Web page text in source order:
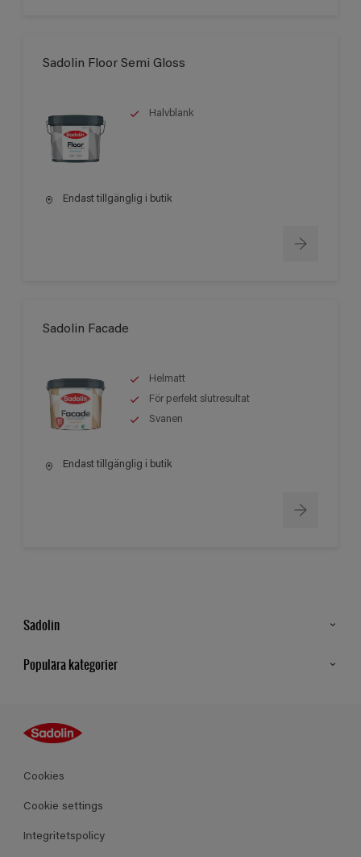
Sadolin Floor Semi Gloss
Halvblank
Endast tillgänglig i butik
Sadolin Facade
Helmatt
För perfekt slutresultat
Svanen
Endast tillgänglig i butik
Sadolin
Populära kategorier
Kulörer
Produkter
Cookies
Cookie settings
Integritetspolicy